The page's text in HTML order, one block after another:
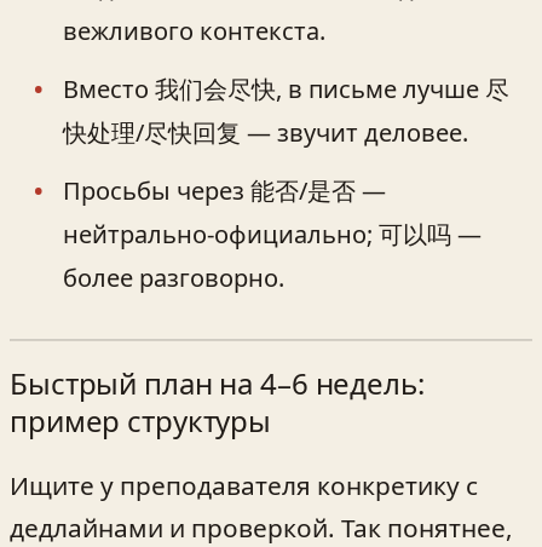
вежливого контекста.
Вместо 我们会尽快, в письме лучше 尽
快处理/尽快回复 — звучит деловее.
Просьбы через 能否/是否 —
нейтрально-официально; 可以吗 —
более разговорно.
Быстрый план на 4–6 недель:
пример структуры
Ищите у преподавателя конкретику с
дедлайнами и проверкой. Так понятнее,